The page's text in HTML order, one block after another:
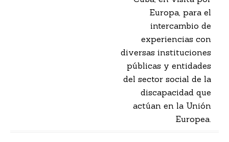
Europa, para el
intercambio de
experiencias con
diversas instituciones
públicas y entidades
del sector social de la
discapacidad que
actúan en la Unión
Europea.